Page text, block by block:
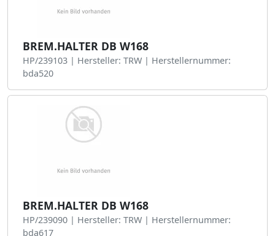
BREM.HALTER DB W168
HP/239103 | Hersteller: TRW | Herstellernummer:
bda520
BREM.HALTER DB W168
HP/239090 | Hersteller: TRW | Herstellernummer:
bda617